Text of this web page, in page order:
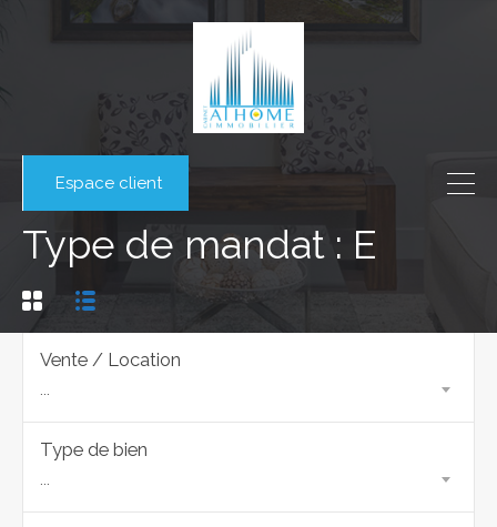
Espace client
Type de mandat : E
Vente / Location
...
Type de bien
...